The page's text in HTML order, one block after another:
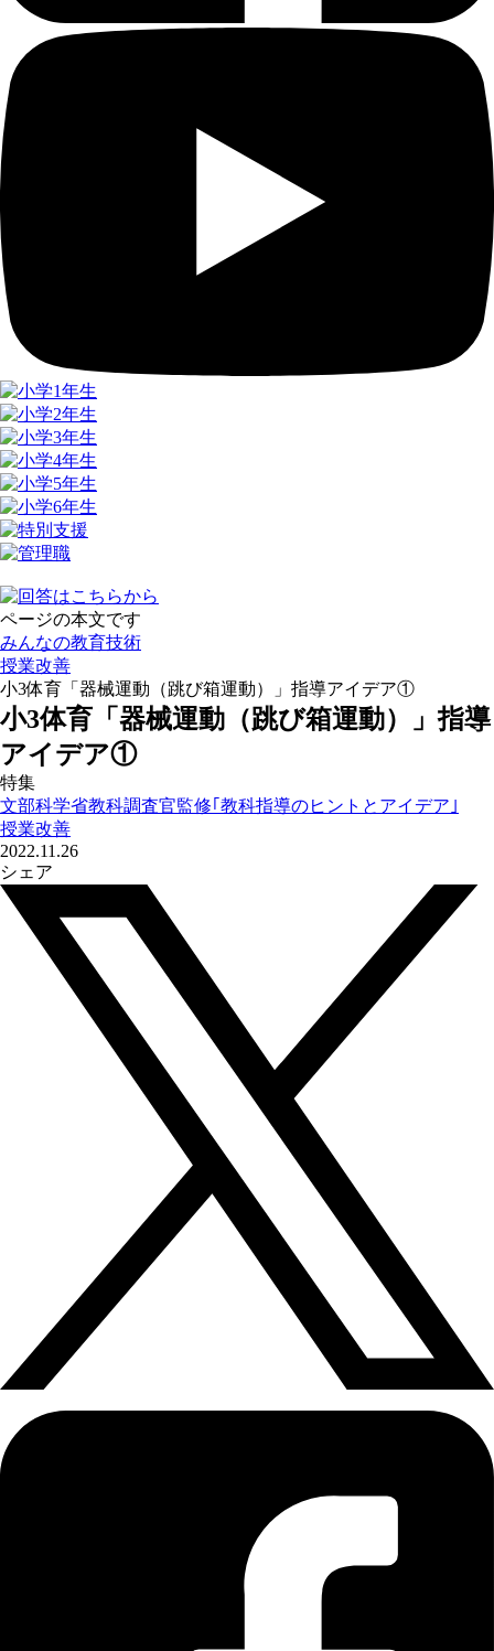
ページの本文です
みんなの教育技術
授業改善
小3体育「器械運動（跳び箱運動）」指導アイデア①
小3体育「器械運動（跳び箱運動）」指導
アイデア①
特集
文部科学省教科調査官監修｢教科指導のヒントとアイデア｣
授業改善
2022.11.26
シェア